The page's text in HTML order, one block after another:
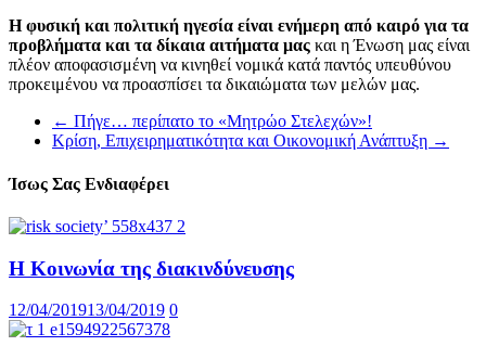
Η φυσική και πολιτική ηγεσία είναι ενήμερη από καιρό για τα
προβλήματα και τα δίκαια αιτήματα μας και η Ένωση μας είναι
πλέον αποφασισμένη να κινηθεί νομικά κατά παντός υπευθύνου
προκειμένου να προασπίσει τα δικαιώματα των μελών μας.
← Πήγε… περίπατο το «Μητρώο Στελεχών»!
Κρίση, Επιχειρηματικότητα και Οικονομική Ανάπτυξη →
Ίσως Σας Ενδιαφέρει
Η Κοινωνία της διακινδύνευσης
12/04/201913/04/2019 0